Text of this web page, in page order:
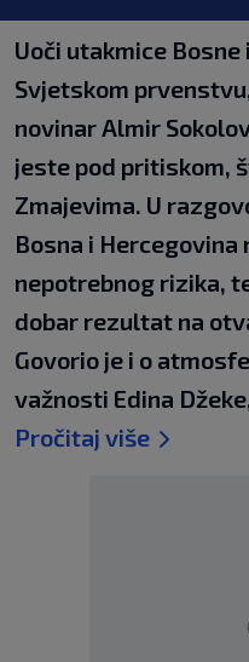
Uoči utakmice
Svjetskom
novinar Almir
jeste pod pritiskom,
Zmajevima. U
Bosna i
nepotrebnog rizika,
dobar rezultat na
Govorio je i o
važnosti Edina
Pročitaj više